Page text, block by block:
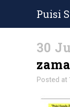
Puisi
30
Posted at